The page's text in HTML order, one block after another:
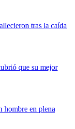
tras la caída
que su mejor
hombre en plena